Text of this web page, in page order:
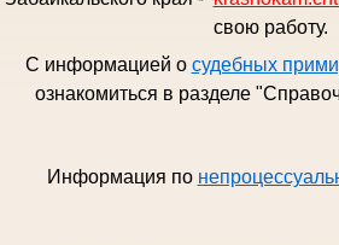
свою работу.
С информацией о судебных
ознакомиться в разделе
Информация по